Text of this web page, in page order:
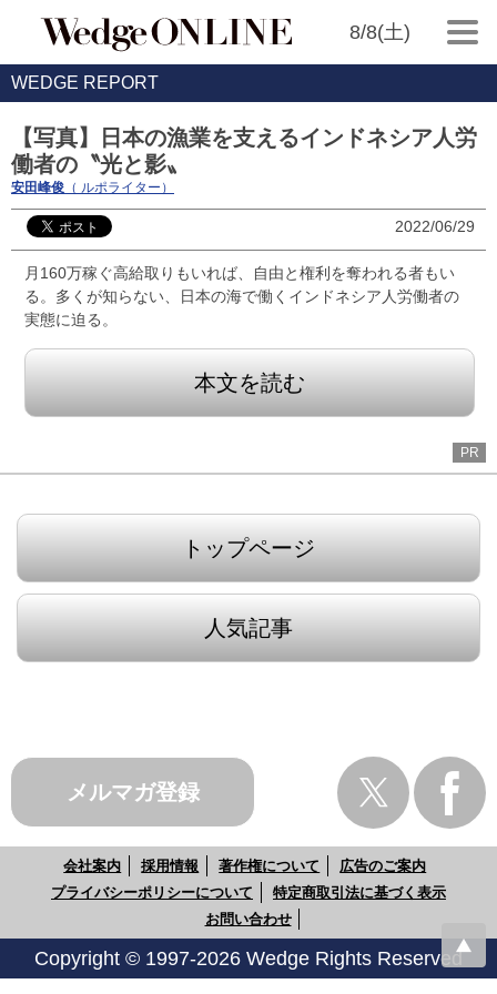
8/8(土)
WEDGE REPORT
【写真】日本の漁業を支えるインドネシア人労
働者の〝光と影〟
安田峰俊 （ ルポライター）
2022/06/29
月160万稼ぐ高給取りもいれば、自由と権利を奪われる者もい
る。多くが知らない、日本の海で働くインドネシア人労働者の
実態に迫る。
本文を読む
PR
トップページ
人気記事
メルマガ登録
会社案内 採用情報 著作権について
広告のご案内
プライバシーポリシーについて
特定商取引法に基づく表示
お問い合わせ
Copyright © 1997-2026 Wedge Rights Reserved